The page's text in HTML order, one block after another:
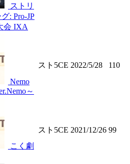
ストリ
: Pro-JP
会 IXA
Nemo
～
スト5CE 2022/5/28 110
こく劇
スト5CE 2021/12/26 99